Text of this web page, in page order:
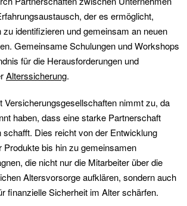
der es ermöglicht,
identifizieren und gemeinsam an neuen
Gemeinsame Schulungen und Workshops
für die Herausforderungen und
Alterssicherung.
Versicherungsgesellschaften nimmt zu, da
haben, dass eine starke Partnerschaft
schafft. Dies reicht von der Entwicklung
Produkte bis hin zu gemeinsamen
die nicht nur die Mitarbeiter über die
Altersvorsorge aufklären, sondern auch
finanzielle Sicherheit im Alter schärfen.